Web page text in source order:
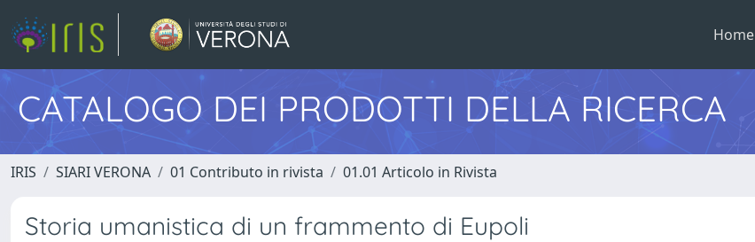
Home
CATALOGO DEI PRODOTTI DELLA RICERCA
IRIS SIARI VERONA 01 Contributo in rivista 01.01 Articolo in Rivista
Storia umanistica di un frammento di Eupoli